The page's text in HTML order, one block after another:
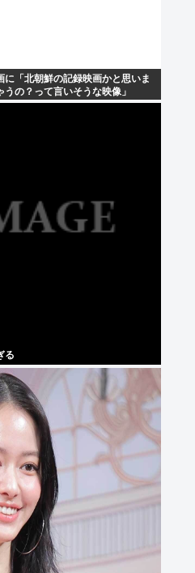
「北朝鮮の記録映画かと思いま
の？って言いそうな映像」
る